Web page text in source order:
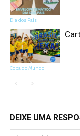
Dia dos Pais
Copa do Mundo
DEIXE UMA